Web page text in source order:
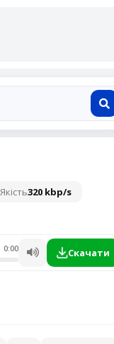
Якість320 kbp/s
0:00 Скачати